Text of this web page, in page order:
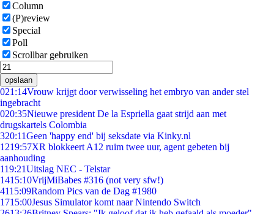
Column
(P)review
Special
Poll
Scrollbar gebruiken
opslaan
021:14Vrouw krijgt door verwisseling het embryo van ander stel
ingebracht
020:35Nieuwe president De la Espriella gaat strijd aan met
drugskartels Colombia
320:11Geen 'happy end' bij seksdate via Kinky.nl
1219:57XR blokkeert A12 ruim twee uur, agent gebeten bij
aanhouding
119:21Uitslag NEC - Telstar
1415:10VrijMiBabes #316 (not very sfw!)
4115:09Random Pics van de Dag #1980
1715:00Jesus Simulator komt naar Nintendo Switch